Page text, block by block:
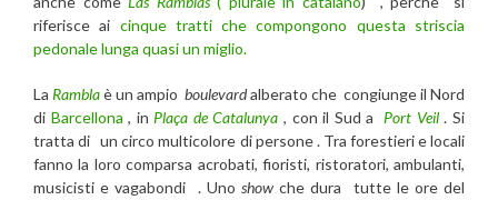
riferisce ai cinque tratti che compongono questa striscia
pedonale lunga quasi un miglio.
La Ramblaè un ampio boulevardalberato che congiunge il Nord
di Barcellona , in Plaça de Catalunya , con il Sud a Port Veil. Si
tratta di un circo multicolore di persone . Tra forestieri e locali
fanno la loro comparsa acrobati, fioristi, ristoratori, ambulanti,
musicisti e vagabondi . Uno showche dura tutte le ore del